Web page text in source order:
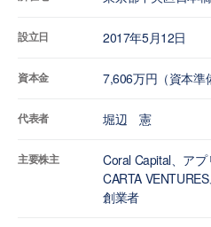
設立日 2017年5月12日
資本金 7,606万円（資本準
代表者 堀辺 憲
主要株主
Coral Capital、アプ
CARTA
創業者